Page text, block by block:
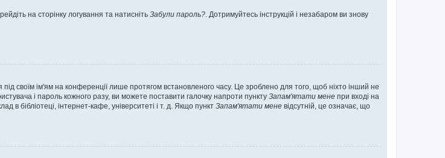
на сторінку логування та натисніть Забули пароль?. Дотримуйтесь інструкцій і незабаром ви знову
своїм ім'ям на конференції лише протягом встановленого часу. Це зроблено для того, щоб ніхто інший не
і пароль кожного разу, ви можете поставити галочку напроти пункту Запам'ятати мене при вході на
бібліотеці, інтернет-кафе, університеті і т. д. Якщо пункт Запам'ятати мене відсутній, це означає, що